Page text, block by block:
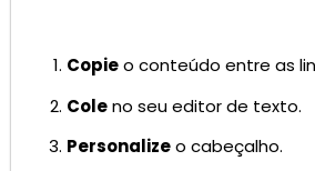
Copieo conteúdo entre as
Coleno seu editor de texto.
Personalizeo cabeçalho.